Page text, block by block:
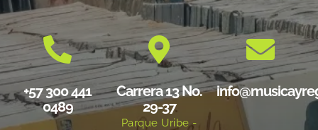
+57 300 441
0489
Carrera 13 No.
29-37
Parque Uribe -